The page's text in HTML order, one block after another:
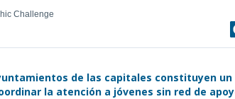
Challenge
de las capitales constituyen un
la atención a jóvenes sin red de